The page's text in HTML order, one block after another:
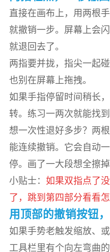
直接在画布上，用两根
就撤销一步。屏幕上会
就退回去了。
两指要并拢，指尖一起
也别在屏幕上拖拽。
如果手指停留时间稍长
转。练习一两次就能找到
想一次性退好多步？两
能连续撤销。它会自动
停。画了一大段想全擦掉
小贴士： 如果双指点了
了，跳到第四部分看看怎
用顶部的撤销按钮
如果手势老触发缩放、
工具栏里有个向左弯曲